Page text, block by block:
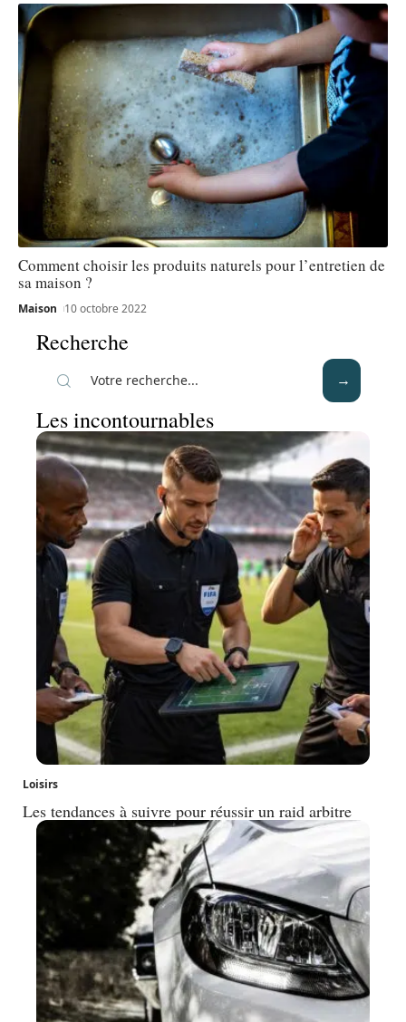
Comment choisir les produits naturels pour l’entretien de
sa maison ?
Maison 10 octobre 2022
Recherche
Les incontournables
Loisirs
Les tendances à suivre pour réussir un raid arbitre